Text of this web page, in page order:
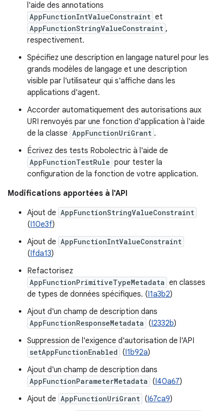
l'aide des annotations
AppFunctionIntValueConstraint et
AppFunctionStringValueConstraint ,
respectivement.
Spécifiez une description en langage naturel pour les
grands modèles de langage et une description
visible par l'utilisateur qui s'affiche dans les
applications d'agent.
Accorder automatiquement des autorisations aux
URI renvoyés par une fonction d'application à l'aide
de la classe AppFunctionUriGrant .
Écrivez des tests Robolectric à l'aide de
AppFunctionTestRule pour tester la
configuration de la fonction de votre application.
Modifications apportées à l'API
Ajout de AppFunctionStringValueConstraint
(I10e3f)
Ajout de AppFunctionIntValueConstraint
(Ifda13)
Refactorisez
AppFunctionPrimitiveTypeMetadata en classes
de types de données spécifiques. (I1a3b2)
Ajout d'un champ de description dans
AppFunctionResponseMetadata (I2332b)
Suppression de l'exigence d'autorisation de l'API
setAppFunctionEnabled (I1b92a)
Ajout d'un champ de description dans
AppFunctionParameterMetadata (I40a67)
Ajout de AppFunctionUriGrant (I67ca9)